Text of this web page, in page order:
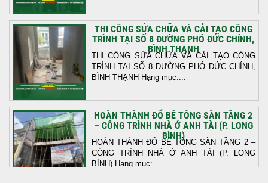
THI CÔNG SỬA CHỮA VÀ CẢI TẠO CÔNG
TRÌNH TẠI SỐ 8 ĐƯỜNG PHÓ ĐỨC CHÍNH,
BÌNH THẠNH
THI CÔNG SỬA CHỮA VÀ CẢI TẠO CÔNG
TRÌNH TẠI SỐ 8 ĐƯỜNG PHÓ ĐỨC CHÍNH,
BÌNH THẠNH Hạng mục:...
HOÀN THÀNH ĐỔ BÊ TÔNG SÀN TẦNG 2
– CÔNG TRÌNH NHÀ Ở ANH TÀI (P. LONG
BÌNH)
HOÀN THÀNH ĐỔ BÊ TÔNG SÀN TẦNG 2 –
CÔNG TRÌNH NHÀ Ở ANH TÀI (P. LONG
BÌNH) Hạng mục:...